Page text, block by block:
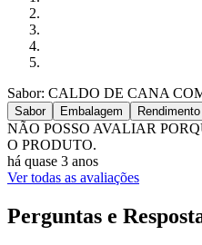
Sabor: CALDO DE CANA
Sabor Embalagem Rendimento
NÃO POSSO AVALIAR
O PRODUTO.
há quase 3 anos
Ver todas as avaliações
Perguntas e